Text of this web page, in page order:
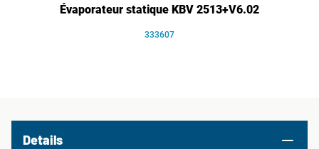
Évaporateur statique KBV 2513+V6.02
333607
Details